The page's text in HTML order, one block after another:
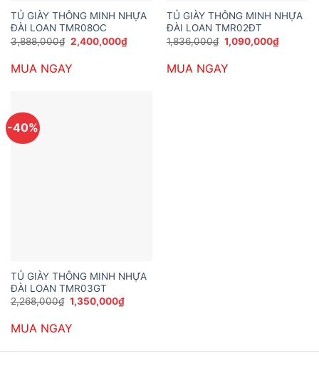
TỦ GIÀY THÔNG MINH NHỰA
ĐÀI LOAN TMR08OC
3,888,000₫ Giá
gốc
3,888,000₫.
2,400,000₫Giá
hiện
MUA NGAY
TỦ GIÀY THÔNG MINH NHỰA
ĐÀI LOAN TMR02ĐT
1,836,000₫ Giá
gốc
1,836,000₫.
1,090,000₫Giá
hiện
MUA NGAY
-40%
TỦ GIÀY THÔNG MINH NHỰA
ĐÀI LOAN TMR03GT
2,268,000₫ Giá
gốc
2,268,000₫.
1,350,000₫Giá
hiện
MUA NGAY